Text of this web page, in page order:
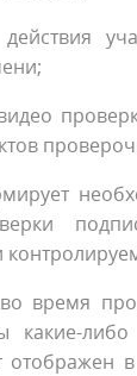
время
какие-
отображен